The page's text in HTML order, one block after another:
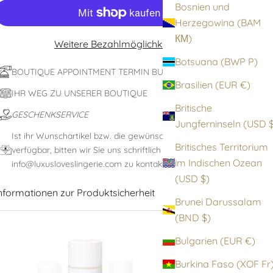
Bosnien und
Herzegowina (BAM
КМ)
Botsuana (BWP P)
Brasilien (EUR €)
Britische
Britisches Territorium
im Indischen Ozean
(USD $)
Brunei Darussalam
(BND $)
Bulgarien (EUR €)
Burkina Faso
Weitere Bezahlmöglichkeiten
BOUTIQUE APPOINTMENT TERMIN BUCHEN
IHR WEG ZU UNSERER BOUTIQUE
GESCHENKSERVICE
Ist ihr Wunschartikel bzw. die gewünschte Größe nicht
verfügbar, bitten wir Sie uns schriftlich unter:
info@luxusloveslingerie.com zu kontaktieren
zur Produktsicherheit